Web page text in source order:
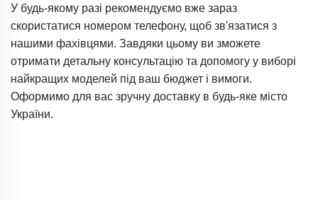
У будь-якому разі рекомендуємо вже зараз
скористатися номером телефону, щоб зв'язатися з
нашими фахівцями. Завдяки цьому ви зможете
отримати детальну консультацію та допомогу у виборі
найкращих моделей під ваш бюджет і вимоги.
Оформимо для вас зручну доставку в будь-яке місто
України.